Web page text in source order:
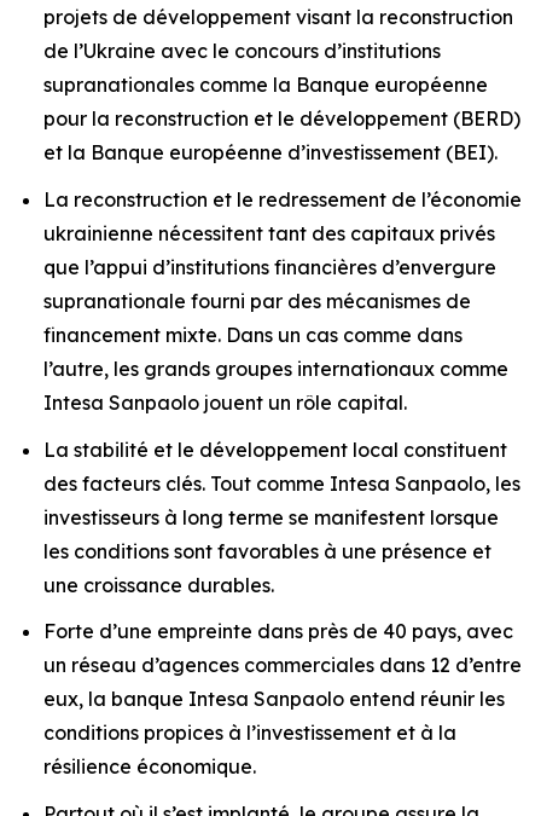
projets de développement visant la reconstruction
de l’Ukraine avec le concours d’institutions
supranationales comme la Banque européenne
pour la reconstruction et le développement (BERD)
et la Banque européenne d’investissement (BEI).
La reconstruction et le redressement de l’économie
ukrainienne nécessitent tant des capitaux privés
que l’appui d’institutions financières d’envergure
supranationale fourni par des mécanismes de
financement mixte. Dans un cas comme dans
l’autre, les grands groupes internationaux comme
Intesa Sanpaolo jouent un rôle capital.
La stabilité et le développement local constituent
des facteurs clés. Tout comme Intesa Sanpaolo, les
investisseurs à long terme se manifestent lorsque
les conditions sont favorables à une présence et
une croissance durables.
Forte d’une empreinte dans près de 40 pays, avec
un réseau d’agences commerciales dans 12 d’entre
eux, la banque Intesa Sanpaolo entend réunir les
conditions propices à l’investissement et à la
résilience économique.